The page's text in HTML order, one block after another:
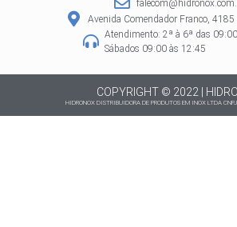
e
b
o
o
k
t
a
g
r
a
t
e
r
e
s
t
a
p
Avenida Comendador Franco, 4185
Atendimento: 2ª à 6ª das
Sábados 09:00 às 12:45
COPYRIGHT © 2022 |
HIDRONOX DISTRIBUIDORA DE PRODUTOS EM INOX LTDA